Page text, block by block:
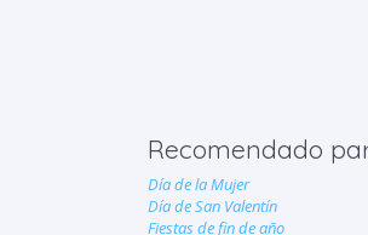
Recomendado
Día de la Mujer
Día de San Valentín
Fiestas de fin de año